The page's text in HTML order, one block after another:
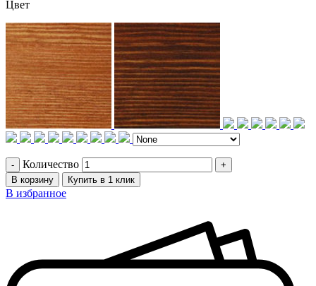
Цвет
Количество
В корзину Купить в 1 клик
В избранное